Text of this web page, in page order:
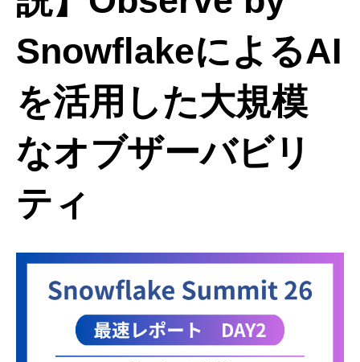
SnowflakeによるAI
を活用した大規模
なオブザーバビリ
ティ